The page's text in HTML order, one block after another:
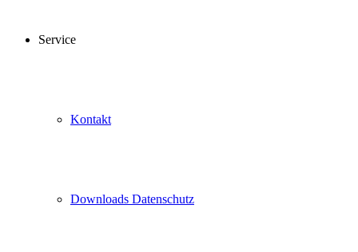
Service
Kontakt
Downloads Datenschutz